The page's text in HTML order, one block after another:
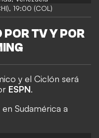
19:00 (COL)
POR TV Y POR
y el Ciclón será
ESPN.
Sudamérica a